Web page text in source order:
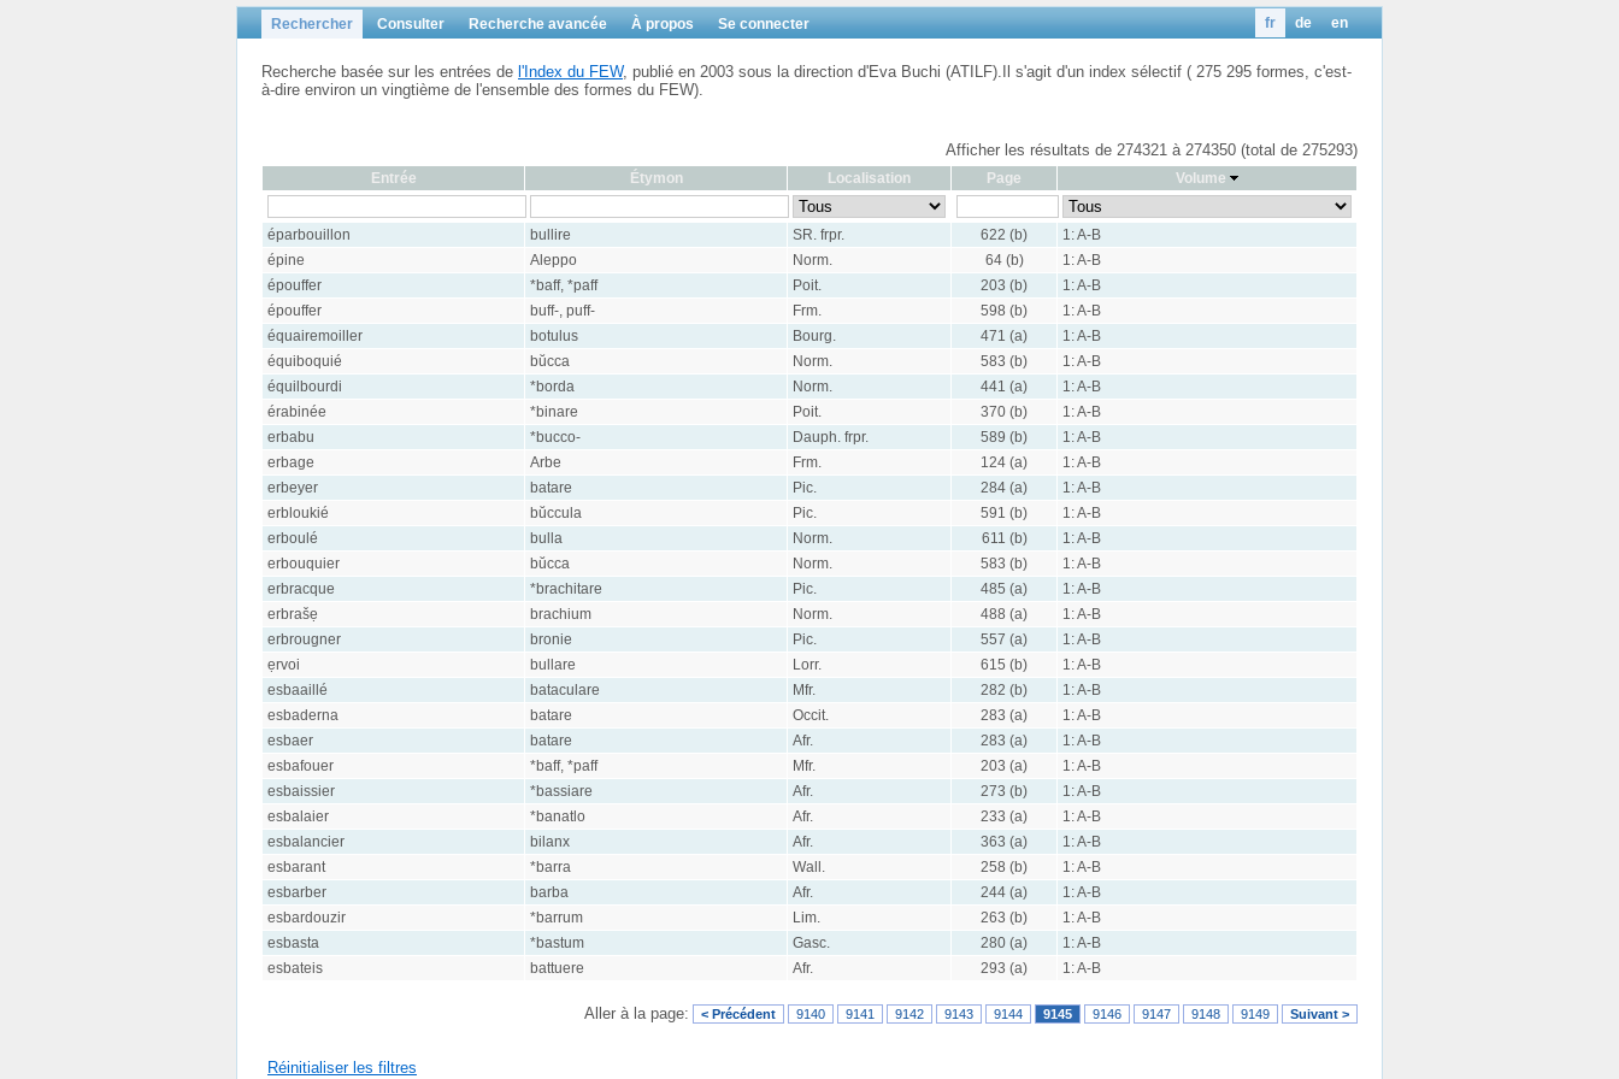
Rechercher Consulter Recherche avancée À propos Se connecter en
de
fr
Recherche basée sur les entrées de l'Index du FEW, publié en 2003 sous la direction d'Eva Buchi (ATILF).Il s'agit d'un index sélectif ( 275 295 formes, c'est-
à-dire environ un vingtième de l'ensemble des formes du FEW).
Afficher les résultats de 274321 à 274350 (total de 275293)
Entrée Étymon Localisation Page Volume
éparbouillon bullire SR. frpr. 622 (b)
1: A-B
épine
Aleppo Norm. 64 (b)
1: A-B
épouffer
*baff, *paff Poit. 203 (b)
1: A-B
épouffer
buff-, puff- Frm. 598 (b)
1: A-B
équairemoiller
botulus Bourg. 471 (a)
1: A-B
équiboquié
bŭcca Norm. 583 (b)
1: A-B
équilbourdi
*borda Norm. 441 (a)
1: A-B
érabinée
*binare Poit. 370 (b)
1: A-B
erbabu
*bucco- Dauph. frpr. 589 (b)
1: A-B
erbage
Arbe Frm. 124 (a)
1: A-B
erbeyer
batare Pic. 284 (a)
1: A-B
erbloukié
bŭccula Pic. 591 (b)
1: A-B
erboulé
bulla Norm. 611 (b)
1: A-B
erbouquier
bŭcca Norm. 583 (b)
1: A-B
erbracque
*brachitare Pic. 485 (a)
1: A-B
erbrašẹ
brachium Norm. 488 (a)
1: A-B
erbrougner
bronie Pic. 557 (a)
1: A-B
ẹrvoi
bullare Lorr. 615 (b)
1: A-B
esbaaillé
bataculare Mfr. 282 (b)
1: A-B
esbaderna
batare Occit. 283 (a)
1: A-B
esbaer
batare Afr. 283 (a)
1: A-B
esbafouer
*baff, *paff Mfr. 203 (a)
1: A-B
esbaissier
*bassiare Afr. 273 (b)
1: A-B
esbalaier
*banatlo Afr. 233 (a)
1: A-B
esbalancier
bilanx Afr. 363 (a)
1: A-B
esbarant
*barra Wall. 258 (b)
1: A-B
esbarber
barba Afr. 244 (a)
1: A-B
esbardouzir
*barrum Lim. 263 (b)
1: A-B
esbasta
*bastum Gasc. 280 (a)
1: A-B
esbateis
battuere Afr. 293 (a) 1: A-B
Aller à la page: < Précédent 9140 9141 9142 9143 9144 9145 9146 9147 9148 9149 Suivant >
Réinitialiser les filtres